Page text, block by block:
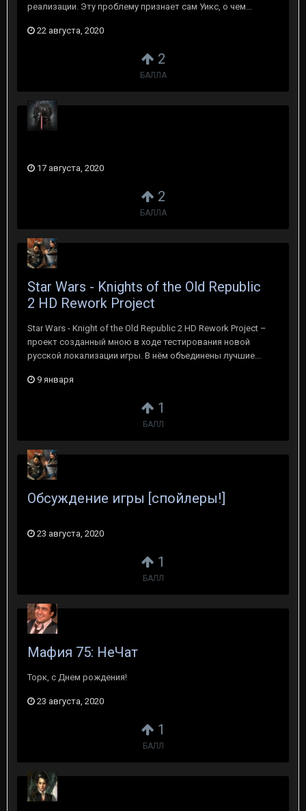
2
БАЛЛА
реализации. Эту проблему признает сам Уикс, о чем...
22 августа, 2020
2
БАЛЛА
17 августа, 2020
1
БАЛЛ
Star Wars - Knights of the Old Republic
2 HD Rework Project
Star Wars - Knight of the Old Republic 2 HD Rework Project –
проект созданный мною в ходе тестирования новой
русской локализации игры. В нём объединены лучшие...
9 января
1
БАЛЛ
Обсуждение игры [спойлеры!]
23 августа, 2020
1
БАЛЛ
Мафия 75: НеЧат
Торк, с Днем рождения!
23 августа, 2020